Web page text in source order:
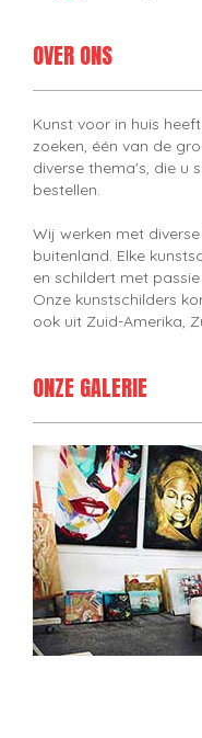
OVER ONS
Kunst voor in huis
zoeken, één van de
diverse thema's, die u
bestellen.
Wij werken met
buitenland. Elke
en schildert met
Onze kunstschilders
ook uit Zuid-Amerika,
ONZE GALERIE